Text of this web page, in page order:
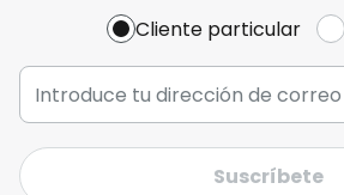
Cliente particular
Suscríbete